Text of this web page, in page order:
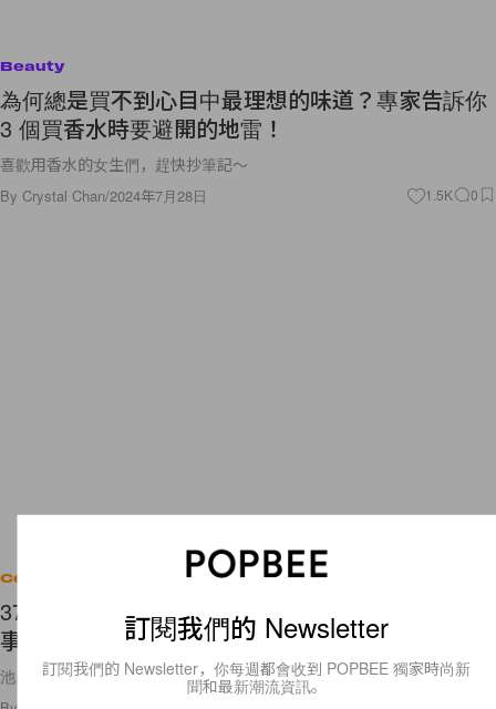
Beauty
為何總是買不到心目中最理想的味道？專家告訴你
3 個買香水時要避開的地雷！
喜歡用香水的女生們，趕快抄筆記～
By Crystal Chan/2024年7月28日 1.5K 0
Celebrities
37 歲還住家裏的背後，是池昌旭年幼喪父的悲慘故
事：堅持照顧媽媽的他，是個溫暖的大男孩
池昌旭的孝順個性，是他很大的魅力呢～
訂閱我們的 Newsletter
訂閱我們的 Newsletter，你每週都會收到 POPBEE 獨家時尚新
聞和最新潮流資訊。